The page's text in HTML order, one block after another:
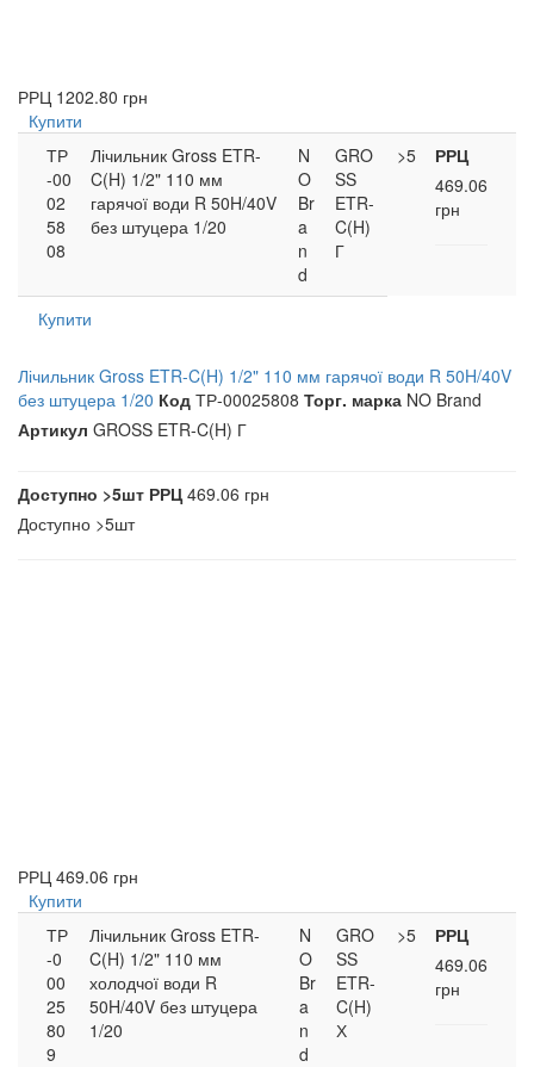
РРЦ 1202.80 грн
Купити
ТР
-00
02
58
08
Лічильник Gross ETR-
C(H) 1/2" 110 мм
гарячої води R 50H/40V
без штуцера 1/20
N
O
Br
a
n
d
GRO
SS
ETR-
C(H)
Г
>5
РРЦ
469.06
грн
Купити
Лічильник Gross ETR-C(H) 1/2" 110 мм гарячої води R 50H/40V
без штуцера 1/20 Код ТР-00025808 Торг. марка NO Brand
Артикул GROSS ETR-C(H) Г
Доступно >5шт РРЦ469.06 грн
Доступно >5шт
РРЦ 469.06 грн
Купити
ТР
-0
00
25
80
9
Лічильник Gross ETR-
C(H) 1/2" 110 мм
холодчої води R
50H/40V без штуцера
1/20
N
O
Br
a
n
d
GRO
SS
ETR-
C(H)
Х
>5
РРЦ
469.06
грн